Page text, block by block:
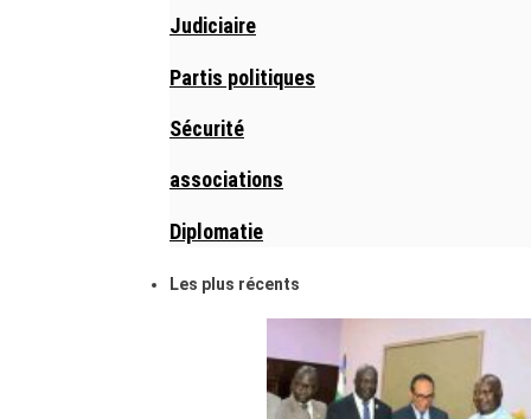
Judiciaire
Partis politiques
Sécurité
associations
Diplomatie
Les plus récents